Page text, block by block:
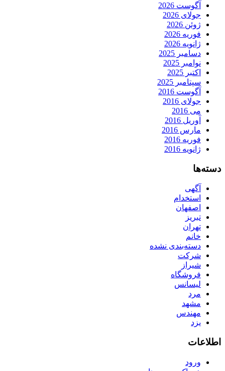
آگوست 2026
جولای 2026
ژوئن 2026
فوریه 2026
ژانویه 2026
دسامبر 2025
نوامبر 2025
اکتبر 2025
سپتامبر 2025
آگوست 2016
جولای 2016
می 2016
آوریل 2016
مارس 2016
فوریه 2016
ژانویه 2016
دسته‌ها
آگهی
استخدام
اصفهان
تبریز
تهران
خانم
دسته‌بندی نشده
شرکت
شیراز
فروشگاه
لیسانس
مرد
مشهد
مهندس
یزد
اطلاعات
ورود